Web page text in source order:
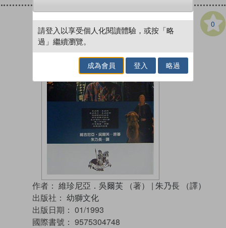
0
作者： 維珍尼亞．吳爾芙 （著） | 朱乃長 （譯）
出版社： 幼獅文化
出版日期： 01/1993
國際書號： 9575304748
請登入以享受個人化閱讀體驗，或按「略
過」繼續瀏覽。
成為會員 登入 略過